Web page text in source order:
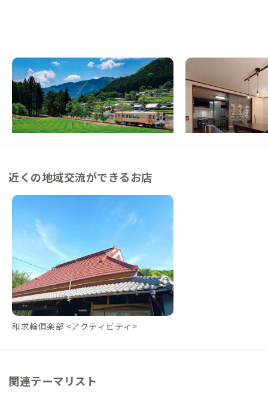
NEW 津A邸
三重県 戸建て
【伊勢本街道の宿場】鳥の声で目覚め、川の
音と眠る山里の家
この家からの距離 29km
大和西大寺A邸
奈良県 戸建て
【なんば・京都まで
料理を楽しめる家
この家からの距離 33km
近くの地域交流ができるお店
和求輪俱楽部 <アクティビティ>
関連テーマリスト